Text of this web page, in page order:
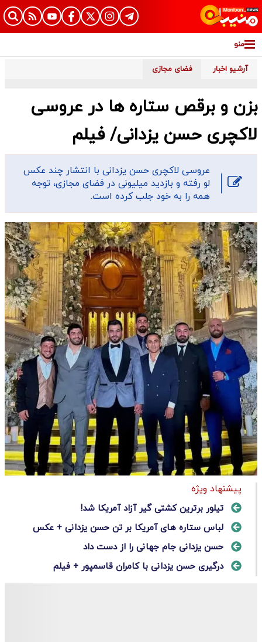
منو
آرشیو اخبار فضای مجازی
بزن و برقص ستاره ها در عروسی
لاکچری حسن یزدانی/ فیلم
عروسی لاکچری حسن یزدانی با انتشار چند عکس
لو رفته و بازدید میلیونی در فضای مجازی، توجه
همه را به خود جلب کرده است.
پیشنهاد ویژه
تیلور برترین کشتی گیر آزاد آمریکا شد!
لباس ستاره‌ های آمریکا بر تن حسن یزدانی + عکس
حسن یزدانی جام جهانی را از دست داد
درگیری حسن یزدانی با کامران قاسمپور + فیلم